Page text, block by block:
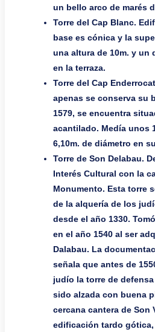
un bello arco de marés
Torre del Cap Blanc.
base es cónica y la
una altura de 10m. y un
en la terraza.
Torre del Cap
apenas se conserva su
1579, se encuentra
acantilado. Medía unos
6,10m. de diámetro en
Torre de Son Delabau.
Interés Cultural con la
Monumento. Esta torre
de la alquería de los
desde el año 1330.
en el año 1540 al ser
Dalabau. La
señala que antes de
judío la torre de
sido alzada con buena
cercana cantera de Son
edificación tardo